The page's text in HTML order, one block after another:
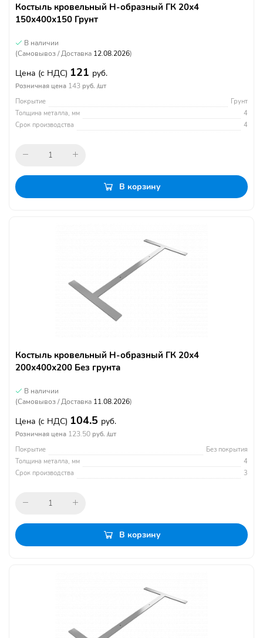
Костыль кровельный Н-образный ГК 20х4
150х400х150 Грунт
В наличии
(Самовывоз / Доставка 12.08.2026)
Цена (с НДС) 121 руб.
Розничная цена 143 руб. /шт
Покрытие
Грунт
Толщина металла, мм
4
Срок производства
4
В корзину
Костыль кровельный Н-образный ГК 20х4
200х400х200 Без грунта
В наличии
(Самовывоз / Доставка 11.08.2026)
Цена (с НДС) 104.5 руб.
Розничная цена 123.50 руб. /шт
Покрытие
Без покрытия
Толщина металла, мм
4
Срок производства
3
В корзину